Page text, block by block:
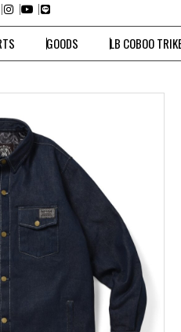
GOODS LB COBOO